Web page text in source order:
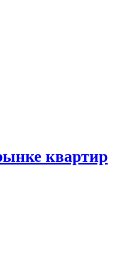
квартир